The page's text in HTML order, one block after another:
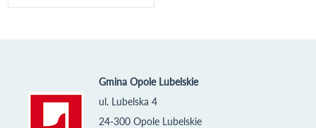
Gmina Opole Lubelskie
ul. Lubelska 4
24-300 Opole Lubelskie